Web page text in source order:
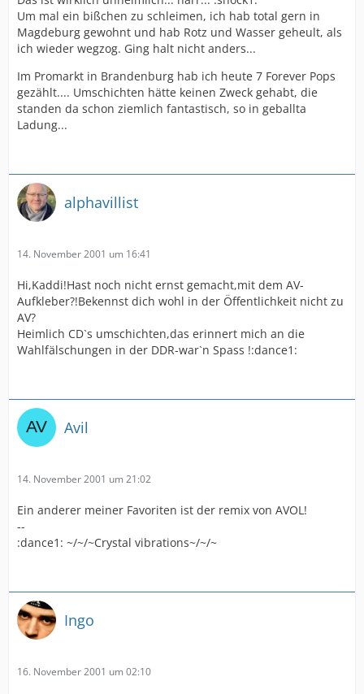
Um mal ein bißchen zu schleimen, ich hab total gern in
Magdeburg gewohnt und hab Rotz und Wasser geheult, als
ich wieder wegzog. Ging halt nicht anders...
Im Promarkt in Brandenburg hab ich heute 7 Forever Pops
gezählt.... Umschichten hätte keinen Zweck gehabt, die
standen da schon ziemlich fantastisch, so in geballta
Ladung...
alphavillist
14. November 2001 um 16:41
Hi,Kaddi!Hast noch nicht ernst gemacht,mit dem AV-
Aufkleber?!Bekennst dich wohl in der Öffentlichkeit nicht zu
AV?
Heimlich CD`s umschichten,das erinnert mich an die
Wahlfälschungen in der DDR-war`n Spass !:dance1:
Avil
14. November 2001 um 21:02
Ein anderer meiner Favoriten ist der remix von AVOL!
--
:dance1: ~/~/~Crystal vibrations~/~/~
Ingo
16. November 2001 um 02:10